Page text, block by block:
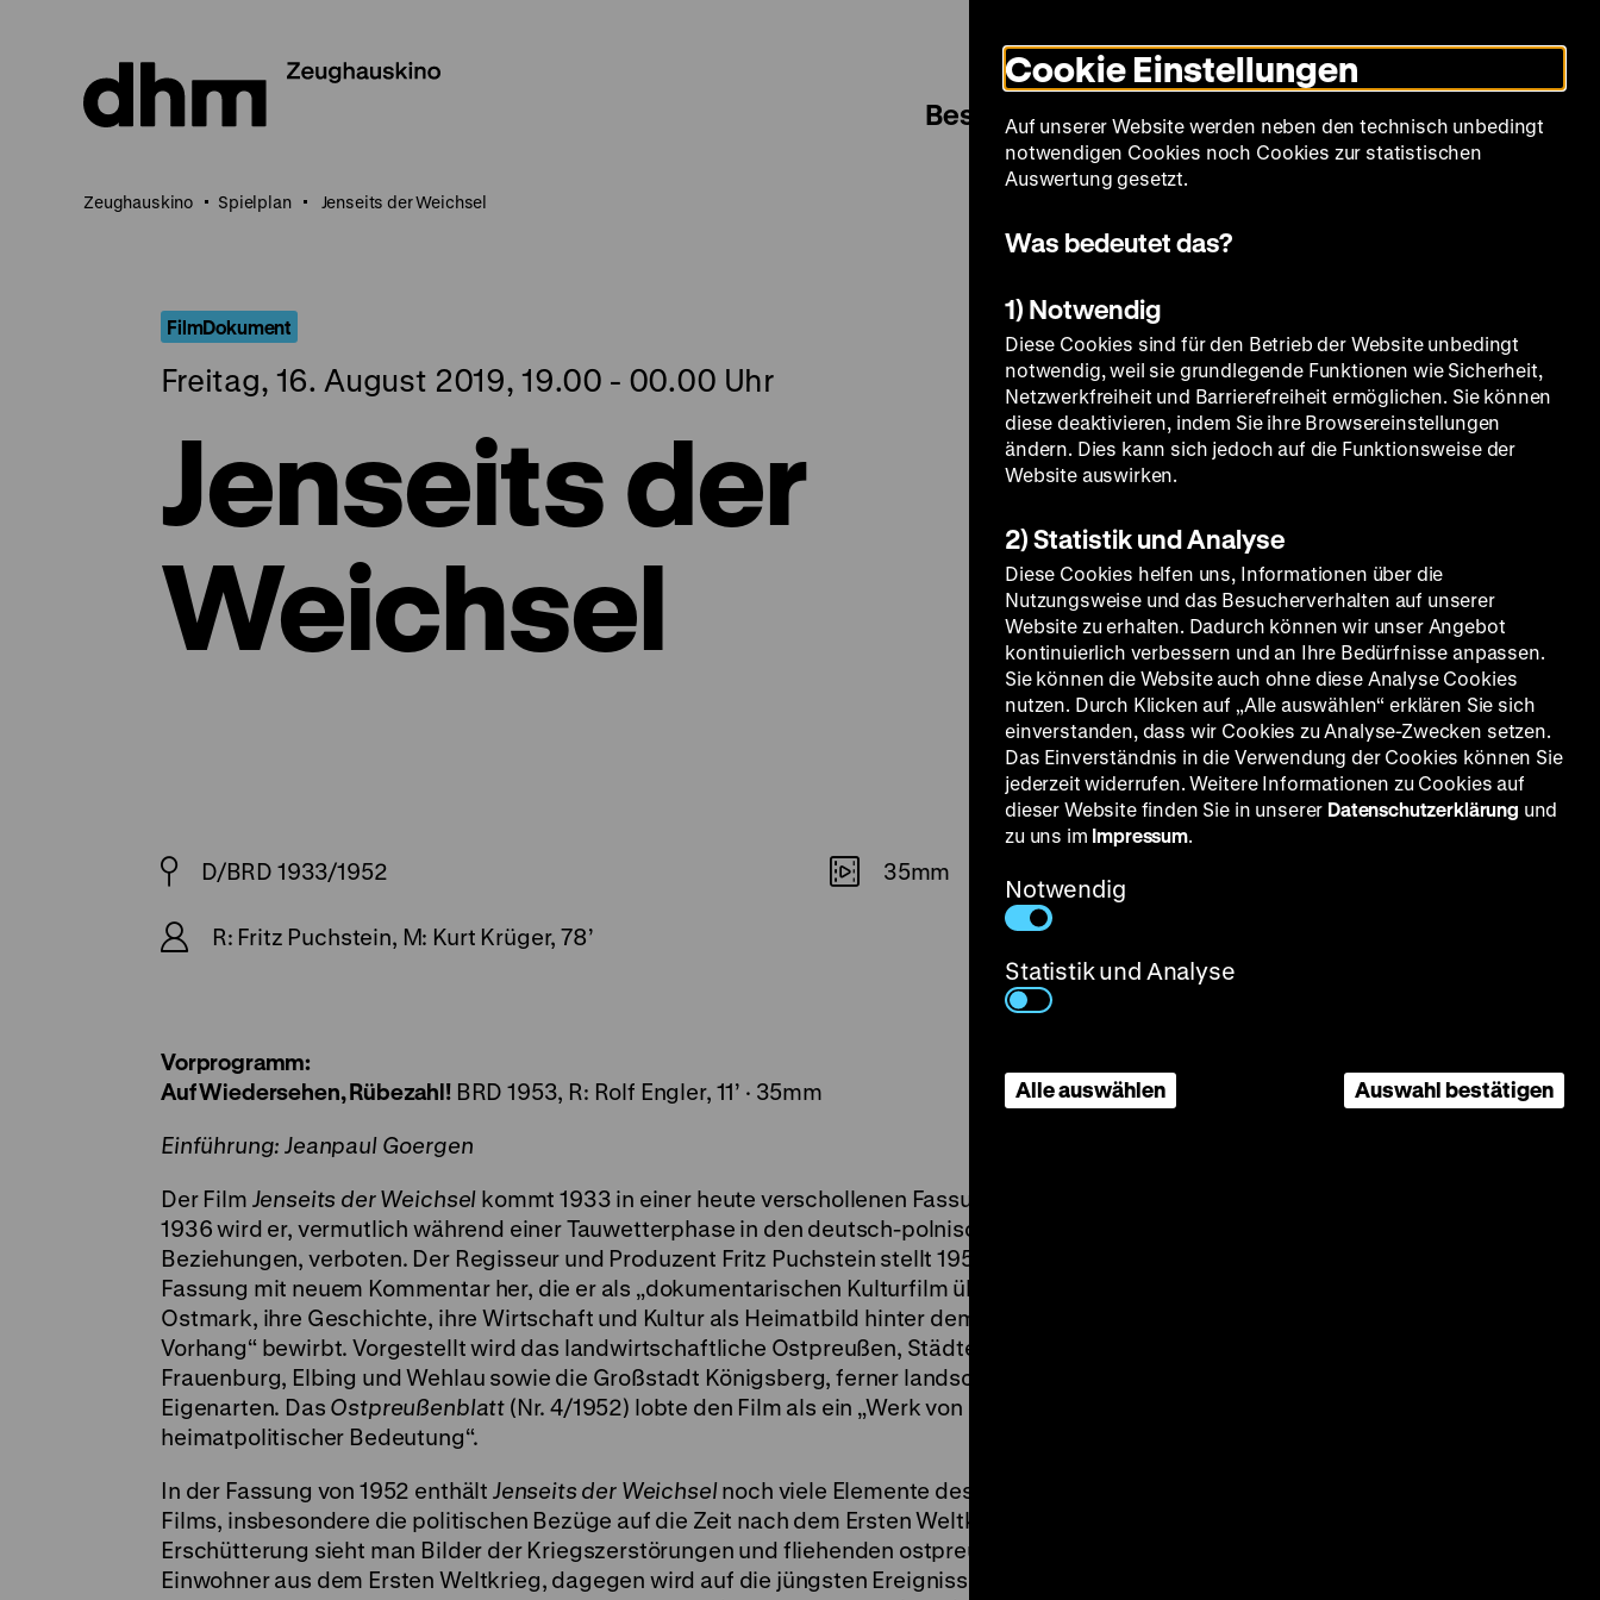
Seiteninhalt
springen
Modus
umschalten
Sprache
Besuch Spielplan Filmreihen Über uns
Zeughauskino Spielplan Jenseits der Weichsel
FilmDokument
Freitag, 16. August 2019, 19.00 - 00.00 Uhr
Jenseits der
Weichsel
D/BRD 1933/1952 35mm
R: Fritz Puchstein, M: Kurt Krüger, 78’
Vorprogramm:
Auf Wiedersehen, Rübezahl!BRD 1953, R: Rolf Engler, 11’ · 35mm
Einführung: Jeanpaul Goergen
Der Film Jenseits der Weichsel kommt 1933 in einer heute verschollenen Fassung in die Kinos.
1936 wird er, vermutlich während einer Tauwetterphase in den deutsch-polnischen
Beziehungen, verboten. Der Regisseur und Produzent Fritz Puchstein stellt 1951/52 eine
Fassung mit neuem Kommentar her, die er als „dokumentarischen Kulturfilm über die deutsche
Ostmark, ihre Geschichte, ihre Wirtschaft und Kultur als Heimatbild hinter dem eisernen
Vorhang“ bewirbt. Vorgestellt wird das landwirtschaftliche Ostpreußen, Städte wie
Frauenburg, Elbing und Wehlau sowie die Großstadt Königsberg, ferner landschaftliche
Eigenarten. Das Ostpreußenblatt (Nr. 4/1952) lobte den Film als ein „Werk von großer
heimatpolitischer Bedeutung“.
In der Fassung von 1952 enthält Jenseits der Weichselnoch viele Elemente des ursprünglichen
Films, insbesondere die politischen Bezüge auf die Zeit nach dem Ersten Weltkrieg. „Mit
Erschütterung sieht man Bilder der Kriegszerstörungen und fliehenden ostpreußischen
Einwohner aus dem Ersten Weltkrieg, dagegen wird auf die jüngsten Ereignisse in Ostpreußen
Cookie Einstellungen
Auf unserer Website werden neben den technisch unbedingt
notwendigen Cookies noch Cookies zur statistischen
Auswertung gesetzt.
Was bedeutet das?
1) Notwendig
Diese Cookies sind für den Betrieb der Website unbedingt
notwendig, weil sie grundlegende Funktionen wie Sicherheit,
Netzwerkfreiheit und Barrierefreiheit ermöglichen. Sie können
diese deaktivieren, indem Sie ihre Browsereinstellungen
ändern. Dies kann sich jedoch auf die Funktionsweise der
Website auswirken.
2) Statistik und Analyse
Diese Cookies helfen uns, Informationen über die
Nutzungsweise und das Besucherverhalten auf unserer
Website zu erhalten. Dadurch können wir unser Angebot
kontinuierlich verbessern und an Ihre Bedürfnisse anpassen.
Sie können die Website auch ohne diese Analyse Cookies
nutzen. Durch Klicken auf „Alle auswählen“ erklären Sie sich
einverstanden, dass wir Cookies zu Analyse-Zwecken setzen.
Das Einverständnis in die Verwendung der Cookies können Sie
jederzeit widerrufen. Weitere Informationen zu Cookies auf
dieser Website finden Sie in unserer Datenschutzerklärung und
zu uns im Impressum.
Notwendig
Statistik und Analyse
Alle auswählen Auswahl bestätigen